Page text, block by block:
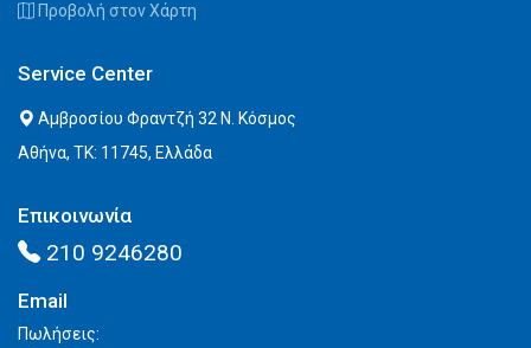
Προβολή στον Χάρτη
Service Center
Αμβροσίου Φραντζή 32 Ν. Κόσμος
Αθήνα, ΤΚ: 11745, Ελλάδα
Επικοινωνία
210 9246280
Email
Πωλήσεις: